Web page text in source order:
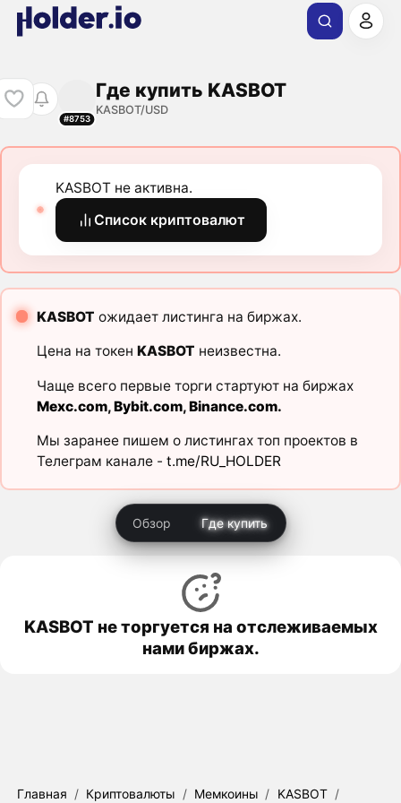
#8753
Где купить KASBOT
KASBOT/USD
KASBOT не активна.
Список криптовалют
KASBOT ожидает листинга на биржах.
Цена на токен KASBOT неизвестна.
Чаще всего первые торги стартуют на биржах
Mexc.com,Bybit.com,Binance.com.
Мы заранее пишем о листингах топ проектов в
Телеграм канале - t.me/RU_HOLDER
Обзор Где купить
KASBOT не торгуется на отслеживаемых
нами биржах.
Главная / Криптовалюты / Мемкоины / KASBOT /